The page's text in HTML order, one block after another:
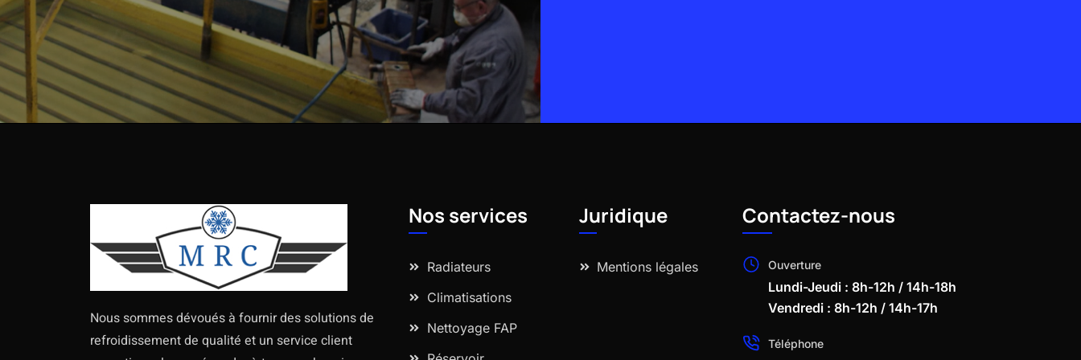
Nous sommes dévoués à fournir des solutions de
refroidissement de qualité et un service client
Nos services
Radiateurs
Climatisations
Nettoyage FAP
Juridique
Mentions légales
Contactez-nous
Ouverture
Lundi-Jeudi : 8h-12h / 14h-18h
Vendredi : 8h-12h / 14h-17h
Téléphone